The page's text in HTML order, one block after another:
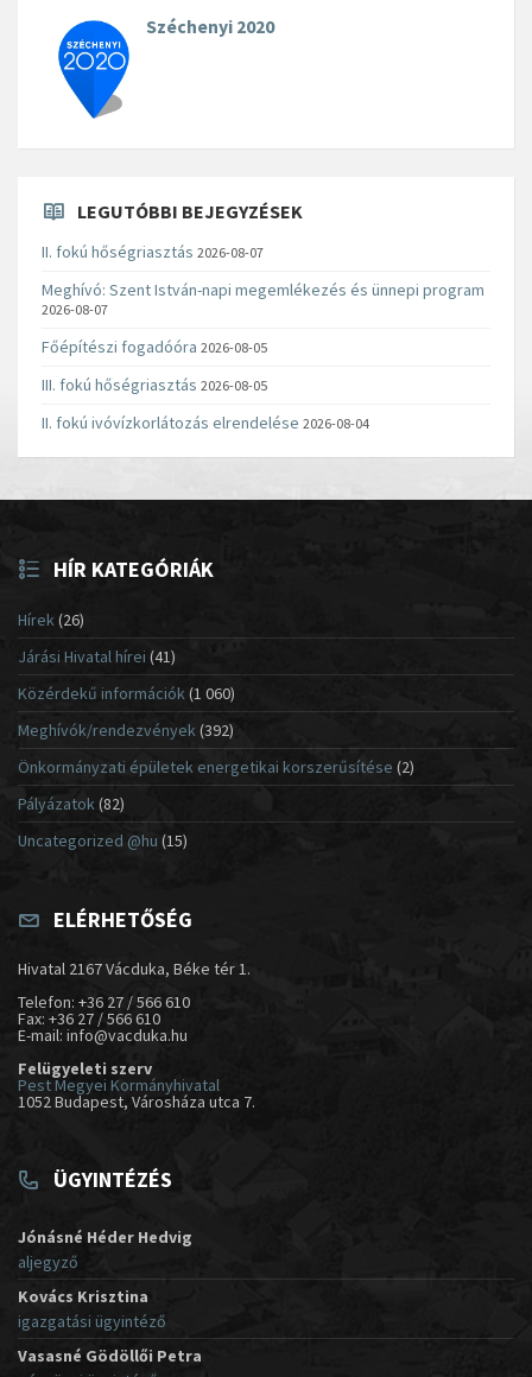
Széchenyi 2020
LEGUTÓBBI BEJEGYZÉSEK
II. fokú hőségriasztás 2026-08-07
Meghívó: Szent István-napi megemlékezés és ünnepi program
2026-08-07
Főépítészi fogadóóra 2026-08-05
III. fokú hőségriasztás 2026-08-05
II. fokú ivóvízkorlátozás elrendelése 2026-08-04
HÍR KATEGÓRIÁK
Hírek(26)
Járási Hivatal hírei (41)
Közérdekű információk(1 060)
Meghívók/rendezvények (392)
Önkormányzati épületek energetikai korszerűsítése (2)
Pályázatok (82)
Uncategorized @hu (15)
ELÉRHETŐSÉG
Hivatal 2167 Vácduka, Béke tér 1.
Telefon: +36 27 / 566 610
Fax: +36 27 / 566 610
E-mail: info@vacduka.hu
Felügyeleti szerv
Pest Megyei Kormányhivatal
1052 Budapest, Városháza utca 7.
ÜGYINTÉZÉS
Jónásné Héder Hedvig
aljegyző
Kovács Krisztina
igazgatási ügyintéző
Vasasné Gödöllői Petra